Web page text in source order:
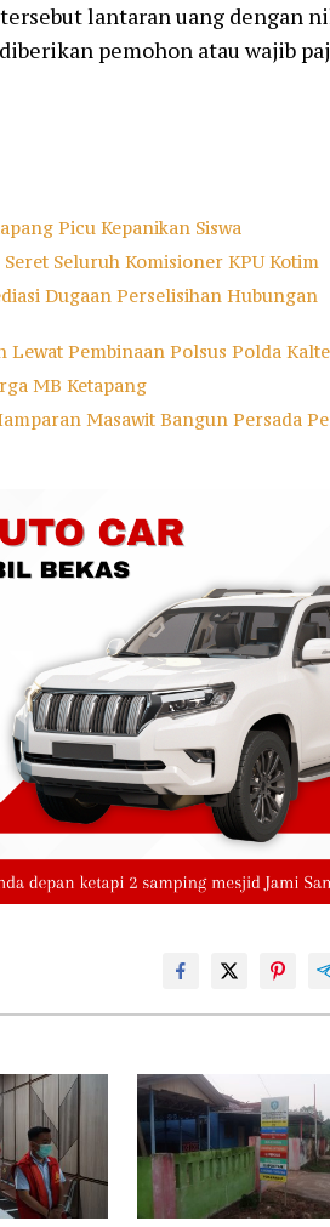
lantaran uang dengan
pemohon atau wajib
Picu Kepanikan Siswa
Seluruh Komisioner KPU Kotim
Dugaan Perselisihan Hubungan
Lewat Pembinaan Polsus Polda
MB Ketapang
Masawit Bangun Persada